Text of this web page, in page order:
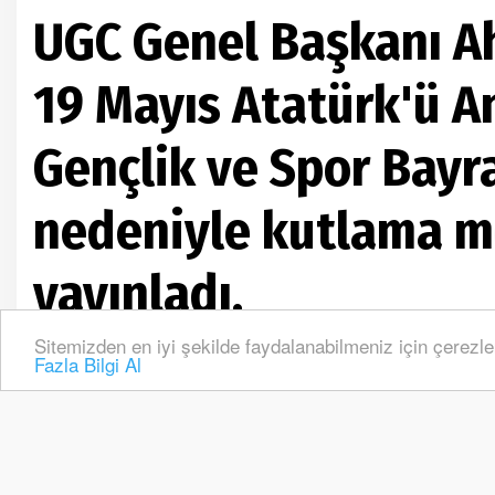
Sitemizden en iyi şekilde faydalanabilmeniz için
Fazla Bilgi Al
UGC Genel Başkanı
19 Mayıs Atatürk'ü
Gençlik ve Spor
nedeniyle kutlama
yayınladı.
Ana Sayfa
Gündem
UGC Genel Başkanı Ahmet Öz, 19 Mayıs Atatürk'ü Anma, Gençlik